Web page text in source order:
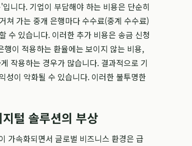
니다. 기업이 부담해야 하는 비용은 단순히
쳐 가는 중개 은행마다 수수료(중계 수수료)
수 있습니다. 이러한 추가 비용은 송금 신청
이 적용하는 환율에는 보이지 않는 비용,
작용하는 경우가 많습니다. 결과적으로 기
성이 악화될 수 있습니다. 이러한 불투명한
털 솔루션의 부상
가속화되면서 글로벌 비즈니스 환경은 급